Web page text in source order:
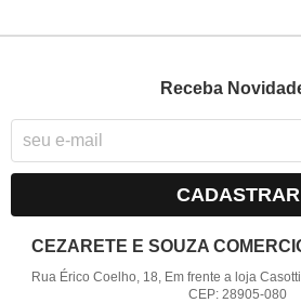
Receba
CADASTRAR
CEZARETE E SOUZA
Rua Érico Coelho, 18, Em frente a loja Casotti
CEP: 28905-080